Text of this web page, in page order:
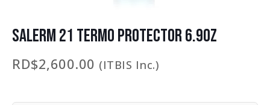
SALERM 21 TERMO PROTECTOR 6.9OZ
RD$2,600.00 (ITBIS Inc.)